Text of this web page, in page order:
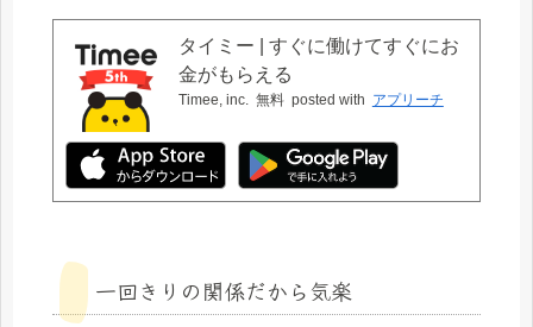
タイミー | すぐに働けてすぐにお
金がもらえる
Timee, inc. 無料 posted with アプリーチ
一回きりの関係だから気楽